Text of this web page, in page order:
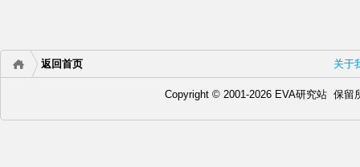
关于
返回首页
Copyright © 2001-2026 EVA研究站 保